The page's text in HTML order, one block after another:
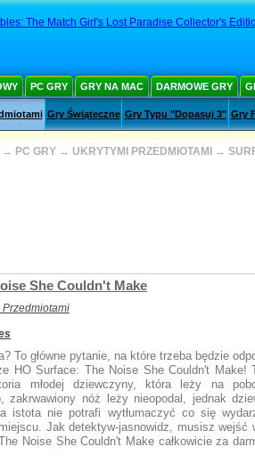
The Match Girl's Lost Paradise Collector's
PC GRY GRY NA MAC DARMOWE GRY
Gry Świąteczne Gry Typu "Dopasuj 3" Gry
→ PC GRY → UKRYTYMI PRZEDMIOTAMI →
She Couldn't Make
Przedmiotami
To główne pytanie, na które trzeba będzie
HO Surface: The Noise She Couldn't Make!
młodej dziewczyny, która leży na
zakrwawiony nóż leży nieopodal, jednak
istota nie potrafi wytłumaczyć co się
Jak detektyw-jasnowidz, musisz wejść
Noise She Couldn't Make całkowicie za